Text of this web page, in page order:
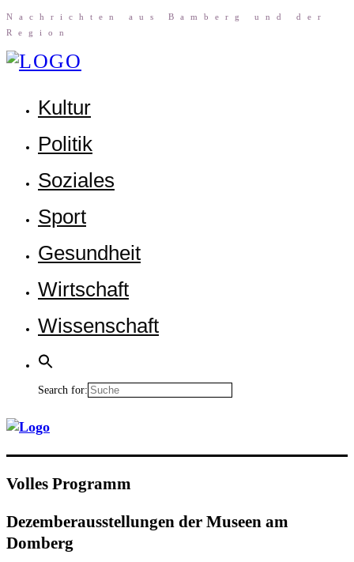
Nach­rich­ten aus Bam­berg und der
Region
Kul­tur
Poli­tik
Sozia­les
Sport
Gesund­heit
Wirt­schaft
Wis­sen­schaft
Search for:
Vol­les Programm
Dezem­ber­aus­stel­lun­gen der Muse­en am
Domberg